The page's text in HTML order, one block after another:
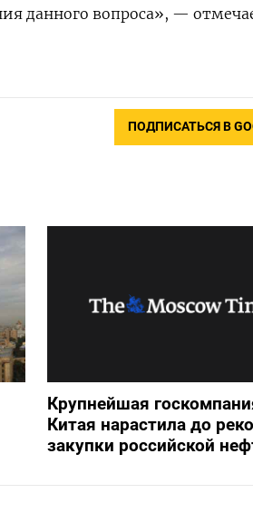
данного вопроса», —
ПОДПИСАТЬСЯ В
Крупнейшая
Китая нарастила до
закупки российской